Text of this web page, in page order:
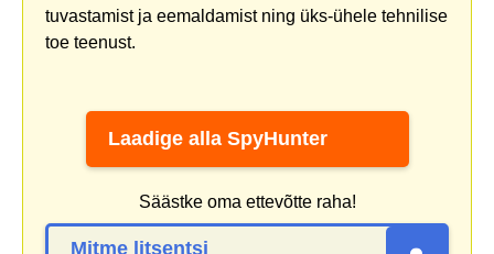
tuvastamist ja eemaldamist ning üks-ühele tehnilise
toe teenust.
Laadige alla SpyHunter
Säästke oma ettevõtte raha!
Mitme litsentsi